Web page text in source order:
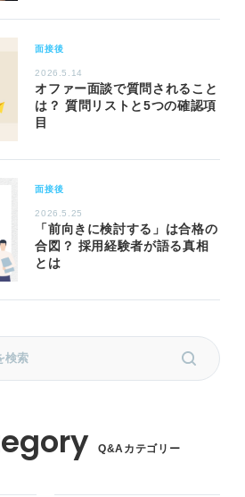
面接後
2026.5.14
オファー面談で質問されること
は？ 質問リストと5つの確認項
目
面接後
2026.5.25
「前向きに検討する」は合格の
合図？ 採用経験者が語る真相
とは
Q&Aカテゴリー